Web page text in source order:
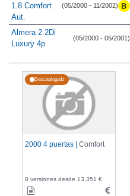
1.8 Comfort
Aut.
(05/2000 - 11/2002)
Almera 2.2Di
Luxury 4p
(05/2000 - 05/2001)
Descatalogado
2000 4 puertas | Comfort
8 versiones desde 13.351 €